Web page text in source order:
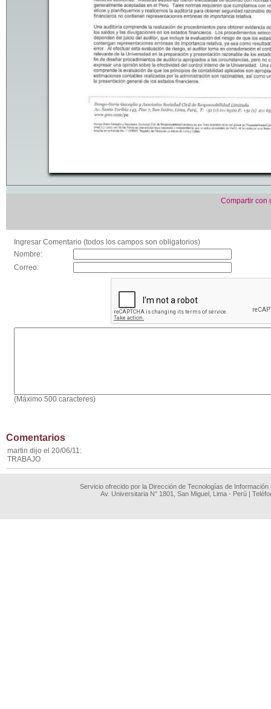
Compartir con
Ingresar Comentario (todos los campos son obligatorios)
Nombre:
Correo:
(Máximo 500 caracteres)
Comentarios
martin dijo el 20/06/11:
TRABAJO
Servicio ofrecido por la Dirección de Tecnologías de
Av. Universitaria N° 1801, San Miguel, Lima - Perú |